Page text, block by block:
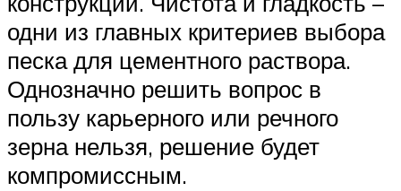
одни из главных критериев выбора
песка для цементного раствора.
Однозначно решить вопрос в
пользу карьерного или речного
зерна нельзя, решение будет
компромиссным.